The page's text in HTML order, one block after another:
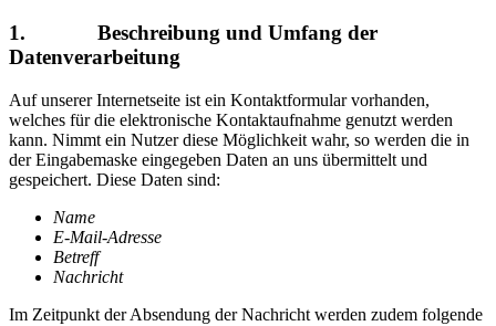
1. Beschreibung und Umfang der
Datenverarbeitung
Auf unserer Internetseite ist ein Kontaktformular vorhanden,
welches für die elektronische Kontaktaufnahme genutzt werden
kann. Nimmt ein Nutzer diese Möglichkeit wahr, so werden die in
der Eingabemaske eingegeben Daten an uns übermittelt und
gespeichert. Diese Daten sind:
Name
E-Mail-Adresse
Betreff
Nachricht
Im Zeitpunkt der Absendung der Nachricht werden zudem folgende